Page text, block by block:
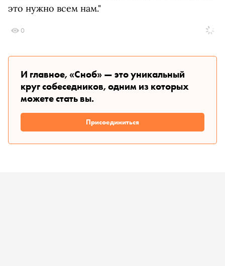
это нужно всем нам."
0
И главное, «Сноб» — это уникальный
круг собеседников, одним из которых
можете стать вы.
Присоединиться